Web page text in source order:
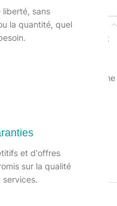
liberté, sans
la quantité, quel
et d'offres
sur la qualité
des matériels et
et le traitement des
les mauvaises
et laisse une odeur fraîche
désinfectant selon la
Fiche Technique